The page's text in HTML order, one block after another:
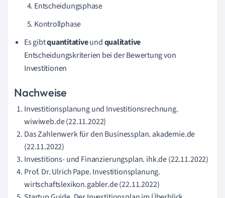
Entscheidungsphase
Kontrollphase
Es gibtquantitativeundqualitative
Entscheidungskriterien bei der Bewertung von
Investitionen
Nachweise
Investitionsplanung und Investitionsrechnung.
wiwiweb.de (22.11.2022)
Das Zahlenwerk für den Businessplan. akademie.de
(22.11.2022)
Investitions- und Finanzierungsplan. ihk.de (22.11.2022)
Prof. Dr. Ulrich Pape. Investitionsplanung.
wirtschaftslexikon.gabler.de (22.11.2022)